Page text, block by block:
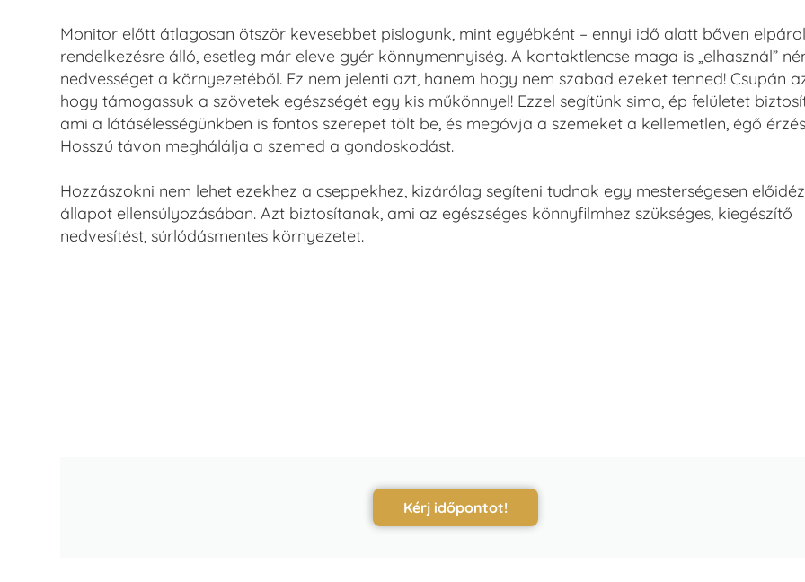
Monitor előtt átlagosan ötször kevesebbet pislogunk, mint egyébként – ennyi idő alatt bőven
rendelkezésre álló, esetleg már eleve gyér könnymennyiség. A kontaktlencse maga is „elhasznál”
nedvességet a környezetéből. Ez nem jelenti azt, hanem hogy nem szabad ezeket tenned! Csupán
hogy támogassuk a szövetek egészségét egy kis műkönnyel! Ezzel segítünk sima, ép felületet
ami a látásélességünkben is fontos szerepet tölt be, és megóvja a szemeket a kellemetlen, égő
Hosszú távon meghálálja a szemed a gondoskodást.
Hozzászokni nem lehet ezekhez a cseppekhez, kizárólag segíteni tudnak egy mesterségesen
állapot ellensúlyozásában. Azt biztosítanak, ami az egészséges könnyfilmhez szükséges, kiegészítő
nedvesítést, súrlódásmentes környezetet.
Kérj időpontot!